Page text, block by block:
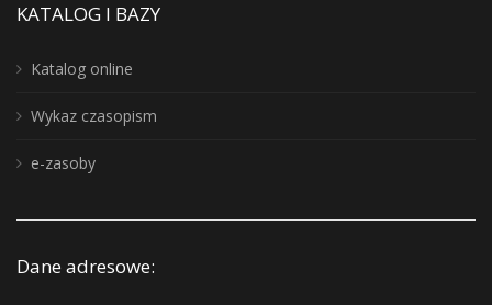
KATALOG I BAZY
Katalog online
Wykaz czasopism
e-zasoby
Dane adresowe: